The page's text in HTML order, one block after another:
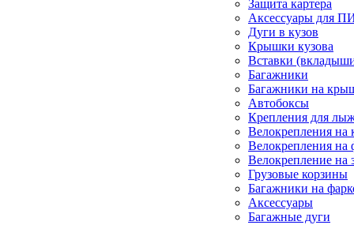
Защита картера
Аксессуары для
Дуги в кузов
Крышки кузова
Вставки
Багажники
Багажники на
Автобоксы
Крепления для
Велокрепления
Велокрепления на
Велокрепление на
Грузовые корзины
Багажники на
Аксессуары
Багажные дуги